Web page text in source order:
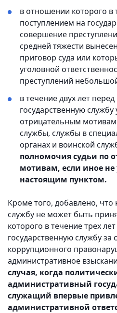
в отношении которого в
поступлением на
совершение
средней тяжести
приговор суда или
уголовной
преступлений
в течение двух лет
государственную
отрицательным
службы, службы в
органах и воинской
полномочия судьи по
мотивам, если иное не
настоящим пунктом.
Кроме того, добавлено, что
службу не может быть
которого в течение трех
государственную службу
коррупционного
административное
случая, когда
административный
служащий впервые
административной